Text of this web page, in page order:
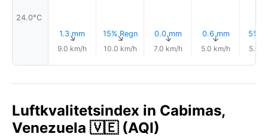
24.0°C
1.3 mm
↑
9.0 km/h
15% Regn
↑
10.0 km/h
0.0 mm
↑
7.0 km/h
0.6 mm
↑
5.0 km/h
5%
5.0
Luftkvalitetsindex in Cabimas,
Venezuela 🇻🇪 (AQI)